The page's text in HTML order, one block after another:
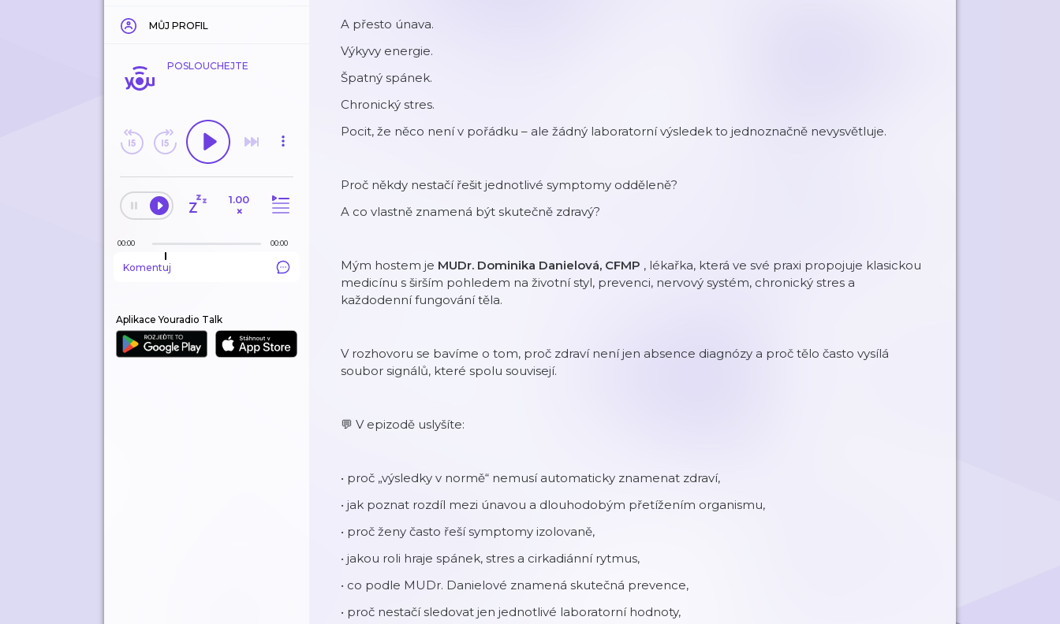
MŮJ PROFIL
POSLOUCHEJTE
1.00
×
00:00 00:00
Komentuj
Aplikace Youradio Talk
A přesto únava.
Výkyvy energie.
Špatný spánek.
Chronický stres.
Pocit, že něco není v pořádku – ale žádný laboratorní výsledek to jednoznačně nevysvětluje.
Proč někdy nestačí řešit jednotlivé symptomy odděleně?
A co vlastně znamená být skutečně zdravý?
Mým hostem je MUDr. Dominika Danielová, CFMP , lékařka, která ve své praxi propojuje klasickou
medicínu s širším pohledem na životní styl, prevenci, nervový systém, chronický stres a
každodenní fungování těla.
V rozhovoru se bavíme o tom, proč zdraví není jen absence diagnózy a proč tělo často vysílá
soubor signálů, které spolu souvisejí.
💬 V epizodě uslyšíte:
• proč „výsledky v normě“ nemusí automaticky znamenat zdraví,
• jak poznat rozdíl mezi únavou a dlouhodobým přetížením organismu,
• proč ženy často řeší symptomy izolovaně,
• jakou roli hraje spánek, stres a cirkadiánní rytmus,
• co podle MUDr. Danielové znamená skutečná prevence,
• proč nestačí sledovat jen jednotlivé laboratorní hodnoty,